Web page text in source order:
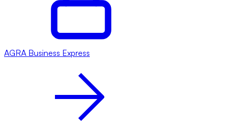
AGRA Business Express